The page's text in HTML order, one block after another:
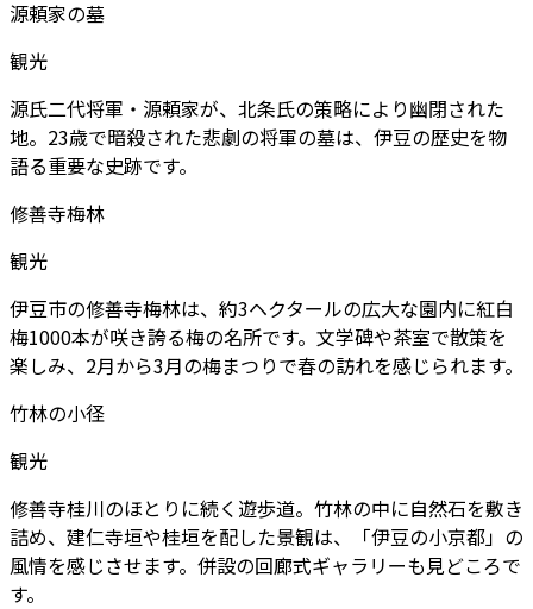
源頼家の墓
観光
源氏二代将軍・源頼家が、北条氏の策略により幽閉された
地。23歳で暗殺された悲劇の将軍の墓は、伊豆の歴史を物
語る重要な史跡です。
修善寺梅林
観光
伊豆市の修善寺梅林は、約3ヘクタールの広大な園内に紅白
梅1000本が咲き誇る梅の名所です。文学碑や茶室で散策を
楽しみ、2月から3月の梅まつりで春の訪れを感じられます。
竹林の小径
観光
修善寺桂川のほとりに続く遊歩道。竹林の中に自然石を敷き
詰め、建仁寺垣や桂垣を配した景観は、「伊豆の小京都」の
風情を感じさせます。併設の回廊式ギャラリーも見どころで
す。